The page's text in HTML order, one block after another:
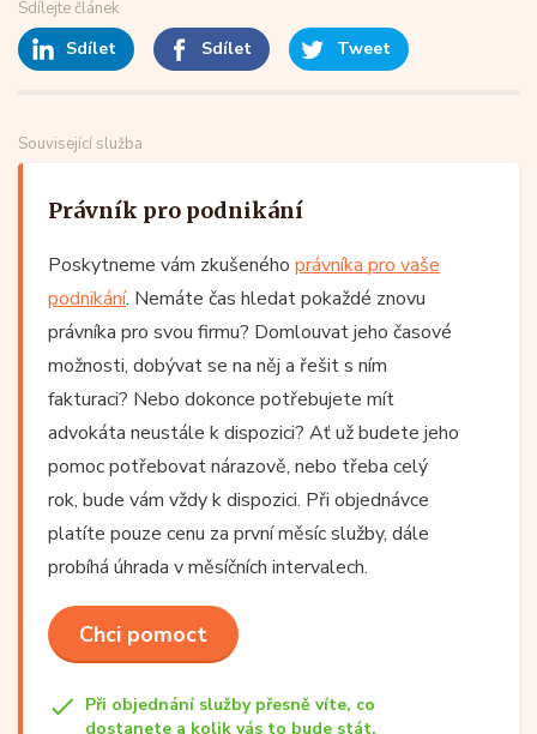
Sdílejte článek
Sdílet Sdílet Tweet
Související služba
Právník pro podnikání
Poskytneme vám zkušeného právníka pro vaše
podnikání. Nemáte čas hledat pokaždé znovu
právníka pro svou firmu? Domlouvat jeho časové
možnosti, dobývat se na něj a řešit s ním
fakturaci? Nebo dokonce potřebujete mít
advokáta neustále k dispozici? Ať už budete jeho
pomoc potřebovat nárazově, nebo třeba celý
rok, bude vám vždy k dispozici. Při objednávce
platíte pouze cenu za první měsíc služby, dále
probíhá úhrada v měsíčních intervalech.
Chci pomoct
Při objednání služby přesně víte, co
dostanete a kolik vás to bude stát.